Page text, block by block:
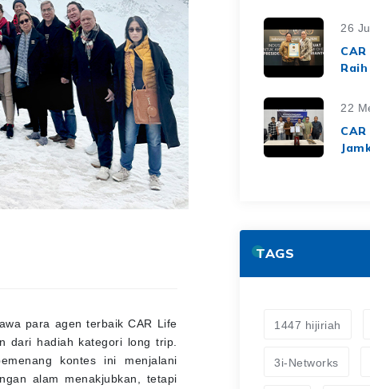
para agen terbaik CAR Life
dari hadiah kategori long trip.
kontes ini menjalani
alam menakjubkan, tetapi
26
dan
22
TAGS
1447 hijiriah
3i-Networks